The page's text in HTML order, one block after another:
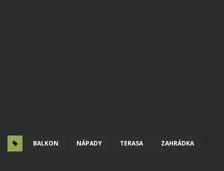
BALKON NÁPADY TERASA ZAHRÁDKA